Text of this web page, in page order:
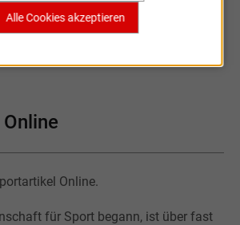
– Sportartikel Online
Online.
für Sport begann, ist über fast
Alle Cookies akzeptieren